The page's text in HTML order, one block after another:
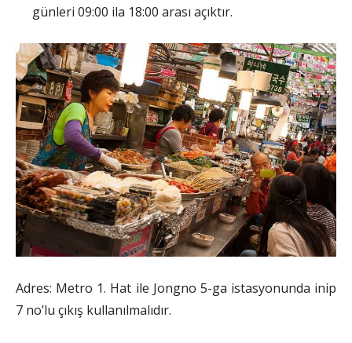
günleri 09:00 ila 18:00 arası açıktır.
Adres: Metro 1. Hat ile Jongno 5-ga istasyonunda inip
7 no’lu çıkış kullanılmalıdır.